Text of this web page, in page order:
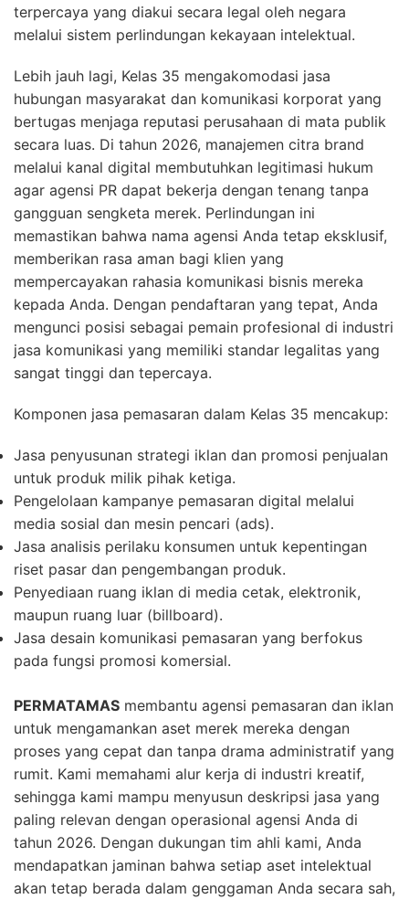
terpercaya yang diakui secara legal oleh negara
melalui sistem perlindungan kekayaan intelektual.
Lebih jauh lagi, Kelas 35 mengakomodasi jasa
hubungan masyarakat dan komunikasi korporat yang
bertugas menjaga reputasi perusahaan di mata publik
secara luas. Di tahun 2026, manajemen citra brand
melalui kanal digital membutuhkan legitimasi hukum
agar agensi PR dapat bekerja dengan tenang tanpa
gangguan sengketa merek. Perlindungan ini
memastikan bahwa nama agensi Anda tetap eksklusif,
memberikan rasa aman bagi klien yang
mempercayakan rahasia komunikasi bisnis mereka
kepada Anda. Dengan pendaftaran yang tepat, Anda
mengunci posisi sebagai pemain profesional di industri
jasa komunikasi yang memiliki standar legalitas yang
sangat tinggi dan tepercaya.
Komponen jasa pemasaran dalam Kelas 35 mencakup:
Jasa penyusunan strategi iklan dan promosi penjualan
untuk produk milik pihak ketiga.
Pengelolaan kampanye pemasaran digital melalui
media sosial dan mesin pencari (ads).
Jasa analisis perilaku konsumen untuk kepentingan
riset pasar dan pengembangan produk.
Penyediaan ruang iklan di media cetak, elektronik,
maupun ruang luar (billboard).
Jasa desain komunikasi pemasaran yang berfokus
pada fungsi promosi komersial.
PERMATAMAS membantu agensi pemasaran dan iklan
untuk mengamankan aset merek mereka dengan
proses yang cepat dan tanpa drama administratif yang
rumit. Kami memahami alur kerja di industri kreatif,
sehingga kami mampu menyusun deskripsi jasa yang
paling relevan dengan operasional agensi Anda di
tahun 2026. Dengan dukungan tim ahli kami, Anda
mendapatkan jaminan bahwa setiap aset intelektual
akan tetap berada dalam genggaman Anda secara sah,